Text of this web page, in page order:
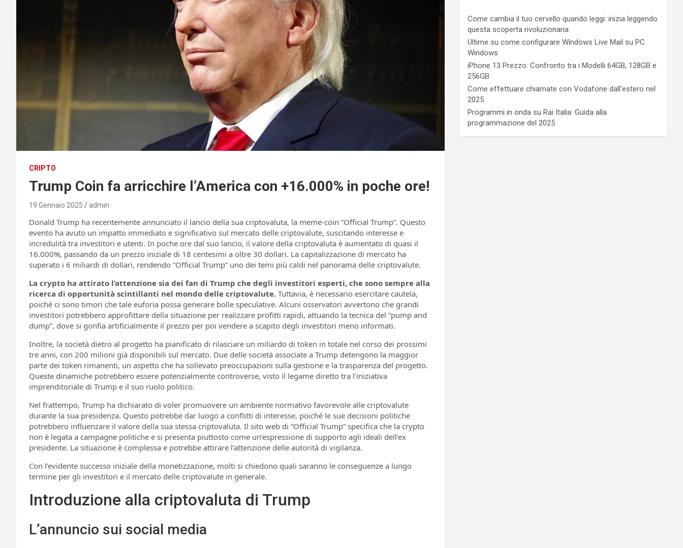
CRIPTO
Trump Coin fa arricchire l’America con +16.000% in poche ore!
19 Gennaio 2025 admin
Donald Trump ha recentemente annunciato il lancio della sua criptovaluta, la meme-coin “Official Trump”. Questo
evento ha avuto un impatto immediato e significativo sul mercato delle criptovalute, suscitando interesse e
incredulità tra investitori e utenti. In poche ore dal suo lancio, il valore della criptovaluta è aumentato di quasi il
16.000%, passando da un prezzo iniziale di 18 centesimi a oltre 30 dollari. La capitalizzazione di mercato ha
superato i 6 miliardi di dollari, rendendo “Official Trump” uno dei temi più caldi nel panorama delle criptovalute.
La crypto ha attirato l’attenzione sia dei fan di Trump che degli investitori esperti, che sono sempre alla
ricerca di opportunità scintillanti nel mondo delle criptovalute. Tuttavia, è necessario esercitare cautela,
poiché ci sono timori che tale euforia possa generare bolle speculative. Alcuni osservatori avvertono che grandi
investitori potrebbero approfittare della situazione per realizzare profitti rapidi, attuando la tecnica del “pump and
dump”, dove si gonfia artificialmente il prezzo per poi vendere a scapito degli investitori meno informati.
Inoltre, la società dietro al progetto ha pianificato di rilasciare un miliardo di token in totale nel corso dei prossimi
tre anni, con 200 milioni già disponibili sul mercato. Due delle società associate a Trump detengono la maggior
parte dei token rimanenti, un aspetto che ha sollevato preoccupazioni sulla gestione e la trasparenza del progetto.
Queste dinamiche potrebbero essere potenzialmente controverse, visto il legame diretto tra l’iniziativa
imprenditoriale di Trump e il suo ruolo politico.
Nel frattempo, Trump ha dichiarato di voler promuovere un ambiente normativo favorevole alle criptovalute
durante la sua presidenza. Questo potrebbe dar luogo a conflitti di interesse, poiché le sue decisioni politiche
potrebbero influenzare il valore della sua stessa criptovaluta. Il sito web di “Official Trump” specifica che la crypto
non è legata a campagne politiche e si presenta piuttosto come un’espressione di supporto agli ideali dell’ex
presidente. La situazione è complessa e potrebbe attirare l’attenzione delle autorità di vigilanza.
Con l’evidente successo iniziale della monetizzazione, molti si chiedono quali saranno le conseguenze a lungo
termine per gli investitori e il mercato delle criptovalute in generale.
Introduzione alla criptovaluta di Trump
L’annuncio sui social media
Come cambia il tuo cervello quando leggi: inizia leggendo
questa scoperta rivoluzionaria
Ultime su come configurare Windows Live Mail su PC
Windows
iPhone 13 Prezzo: Confronto tra i Modelli 64GB, 128GB e
256GB
Come effettuare chiamate con Vodafone dall’estero nel
2025
Programmi in onda su Rai Italia: Guida alla
programmazione del 2025